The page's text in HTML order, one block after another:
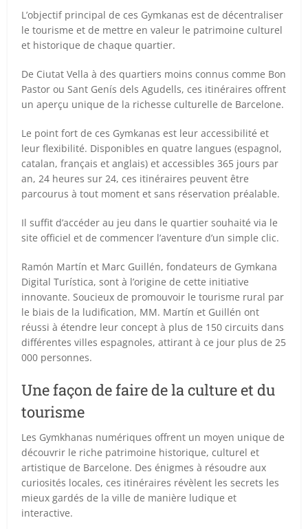
L’objectif principal de ces Gymkanas est de décentraliser
le tourisme et de mettre en valeur le patrimoine culturel
et historique de chaque quartier.
De Ciutat Vella à des quartiers moins connus comme Bon
Pastor ou Sant Genís dels Agudells, ces itinéraires offrent
un aperçu unique de la richesse culturelle de Barcelone.
Le point fort de ces Gymkanas est leur accessibilité et
leur flexibilité. Disponibles en quatre langues (espagnol,
catalan, français et anglais) et accessibles 365 jours par
an, 24 heures sur 24, ces itinéraires peuvent être
parcourus à tout moment et sans réservation préalable.
Il suffit d’accéder au jeu dans le quartier souhaité via le
site officiel et de commencer l’aventure d’un simple clic.
Ramón Martín et Marc Guillén, fondateurs de Gymkana
Digital Turística, sont à l’origine de cette initiative
innovante. Soucieux de promouvoir le tourisme rural par
le biais de la ludification, MM. Martín et Guillén ont
réussi à étendre leur concept à plus de 150 circuits dans
différentes villes espagnoles, attirant à ce jour plus de 25
000 personnes.
Une façon de faire de la culture et du
tourisme
Les Gymkhanas numériques offrent un moyen unique de
découvrir le riche patrimoine historique, culturel et
artistique de Barcelone. Des énigmes à résoudre aux
curiosités locales, ces itinéraires révèlent les secrets les
mieux gardés de la ville de manière ludique et
interactive.